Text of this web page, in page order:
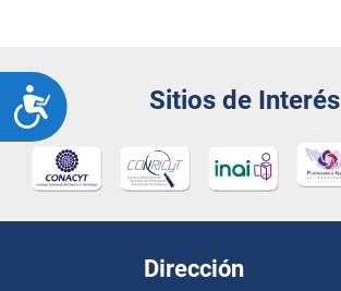
ACCESIBILIDADSitios de Interés
Dirección